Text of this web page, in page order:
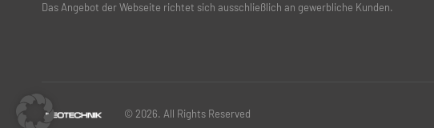
Das Angebot der Webseite richtet sich ausschließlich an gewerbliche Kunden.
© 2026. All Rights Reserved